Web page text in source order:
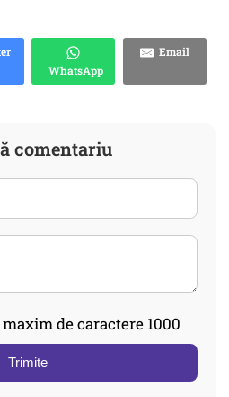
WhatsApp
Email
comentariu
de caractere 1000
Trimite